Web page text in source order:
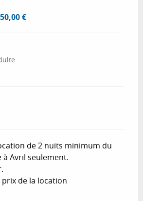
€
de 2 nuits minimum du
Avril seulement.
de la location